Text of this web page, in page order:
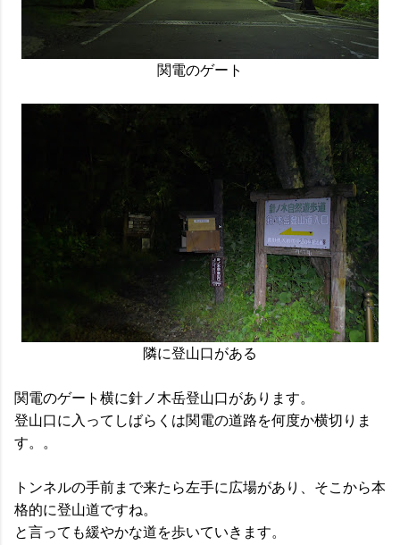
関電のゲート
隣に登山口がある
関電のゲート横に針ノ木岳登山口があります。
登山口に入ってしばらくは関電の道路を何度か横切りま
す。。
トンネルの手前まで来たら左手に広場があり、そこから本
格的に登山道ですね。
と言っても緩やかな道を歩いていきます。